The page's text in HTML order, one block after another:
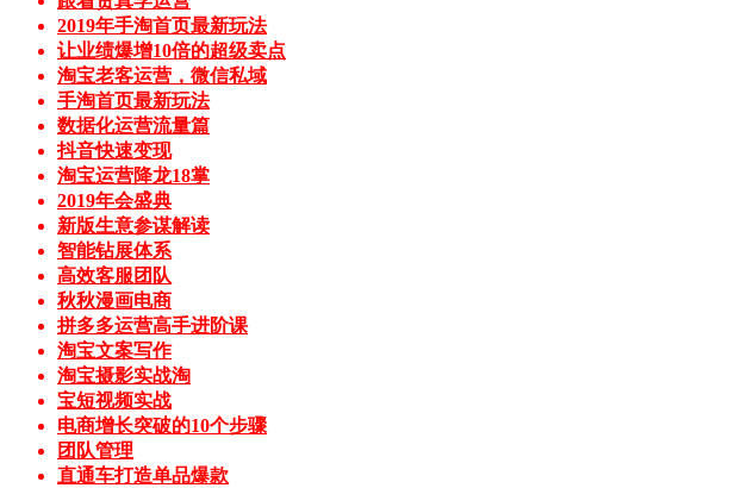
2019年手淘首页最新玩法
让业绩爆增10倍的超级卖点
淘宝老客运营，微信私域
手淘首页最新玩法
数据化运营流量篇
抖音快速变现
淘宝运营降龙18掌
2019年会盛典
新版生意参谋解读
智能钻展体系
高效客服团队
秋秋漫画电商
拼多多运营高手进阶课
淘宝文案写作
淘宝摄影实战淘
宝短视频实战
电商增长突破的10个步骤
团队管理
直通车打造单品爆款